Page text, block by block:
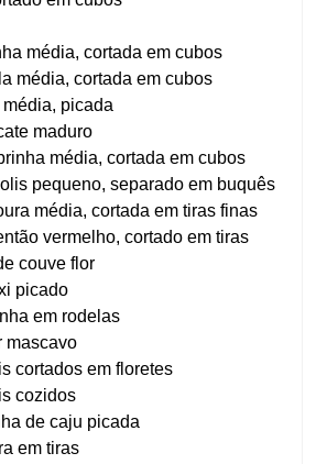
média, cortada em cubos
média, cortada em cubos
picada
maduro
média, cortada em cubos
pequeno, separado em buquês
média, cortada em tiras finas
vermelho, cortado em tiras
couve flor
picado
em rodelas
mascavo
cortados em floretes
cozidos
de caju picada
em tiras